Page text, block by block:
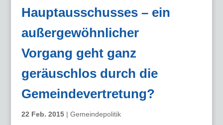
Hauptausschusses – ein
außergewöhnlicher
Vorgang geht ganz
geräuschlos durch die
Gemeindevertretung?
22 Feb. 2015| Gemeindepolitik